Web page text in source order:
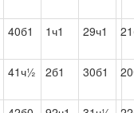
40б1 1ч1 29ч1
41ч½ 2б1 30б1